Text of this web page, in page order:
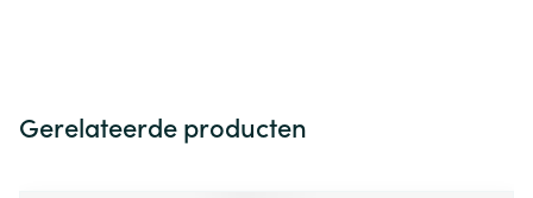
Gerelateerde producten